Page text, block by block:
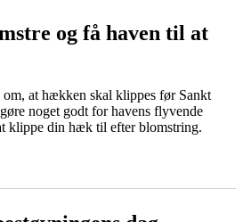
og få haven til at
at hækken skal klippes før Sankt
noget godt for havens flyvende
klippe din hæk til efter blomstring.